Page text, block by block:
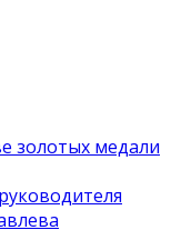
золотых медали